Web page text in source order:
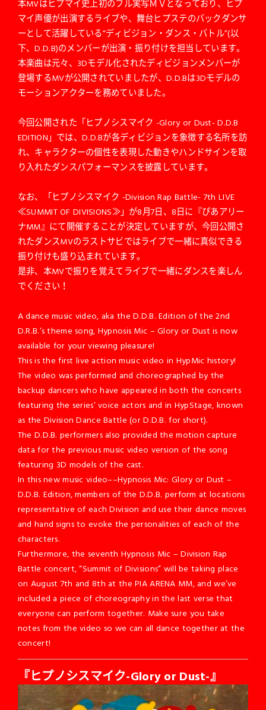
本MVはヒプマイ史上初のフル実写ＭＶとなっており、ヒプ
マイ声優が出演するライブや、舞台ヒプステのバックダンサ
ーとして活躍している“ディビジョン・ダンス・バトル”(以
下、D.D.B)のメンバーが出演・振り付けを担当しています。
本楽曲は元々、3Dモデル化されたディビジョンメンバーが
登場するMVが公開されていましたが、D.D.Bは3Dモデルの
モーションアクターを務めていました。
今回公開された「ヒプノシスマイク -Glory or Dust- D.D.B
EDITION」では、D.D.Bが各ディビジョンを象徴する名所を訪
れ、キャラクターの個性を表現した動きやハンドサインを取
り入れたダンスパフォーマンスを披露しています。
なお、「ヒプノシスマイク -Division Rap Battle- 7th LIVE
≪SUMMIT OF DIVISIONS≫」が8月7日、8日に『ぴあアリー
ナMM』にて開催することが決定していますが、今回公開さ
れたダンスMVのラストサビではライブで一緒に真似できる
振り付けも盛り込まれています。
是非、本MVで振りを覚えてライブで一緒にダンスを楽しん
でください！
A dance music video, aka the D.D.B. Edition of the 2nd
D.R.B.’s theme song, Hypnosis Mic – Glory or Dust is now
available for your viewing pleasure!
This is the first live action music video in HypMic history!
The video was performed and choreographed by the
backup dancers who have appeared in both the concerts
featuring the series’ voice actors and in HypStage, known
as the Division Dance Battle (or D.D.B. for short).
The D.D.B. performers also provided the motion capture
data for the previous music video version of the song
featuring 3D models of the cast.
In this new music video––Hypnosis Mic: Glory or Dust –
D.D.B. Edition, members of the D.D.B. perform at locations
representative of each Division and use their dance moves
and hand signs to evoke the personalities of each of the
characters.
Furthermore, the seventh Hypnosis Mic – Division Rap
Battle concert, “Summit of Divisions” will be taking place
on August 7th and 8th at the PIA ARENA MM, and we’ve
included a piece of choreography in the last verse that
everyone can perform together. Make sure you take
notes from the video so we can all dance together at the
concert!
『ヒプノシスマイク-Glory or Dust-』